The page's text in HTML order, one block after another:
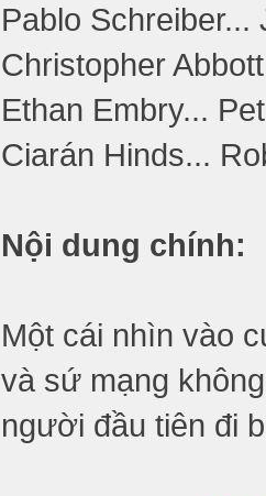
Pablo Schreiber...
Christopher
Ethan Embry...
Ciarán Hinds...
Nội dung chính:
Một cái nhìn vào
và sứ mạng
người đầu tiên đi